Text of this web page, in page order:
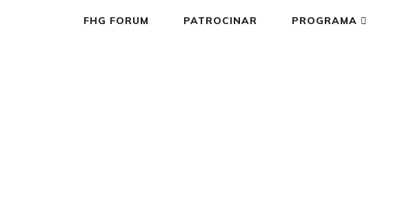
FHG FORUM PATROCINAR PROGRAMA